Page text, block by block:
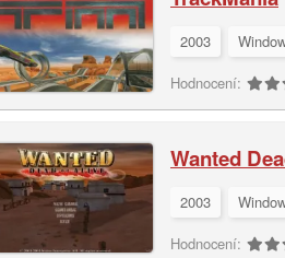
2003
Hodnocení:
Wanted
2003
Hodnocení: